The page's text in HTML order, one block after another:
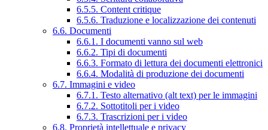
6.5.5. Content critique
6.5.6. Traduzione e localizzazione dei contenuti
6.6. Documenti
6.6.1. I documenti vanno sul web
6.6.2. Tipi di documenti
6.6.3. Formato di lettura dei documenti elettronici
6.6.4. Modalità di produzione dei documenti
6.7. Immagini e video
6.7.1. Testo alternativo (alt text) per le immagini
6.7.2. Sottotitoli per i video
6.7.3. Trascrizioni per i video
6.8. Proprietà intellettuale e privacy